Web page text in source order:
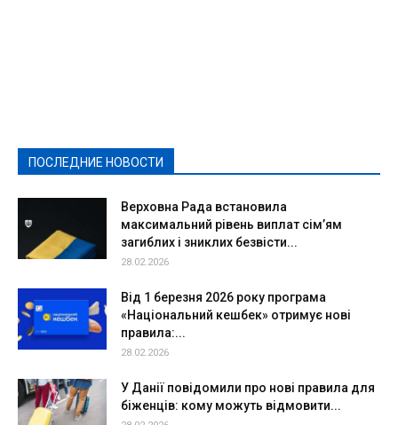
ПОСЛЕДНИЕ НОВОСТИ
Верховна Рада встановила
максимальний рівень виплат сім’ям
загиблих і зниклих безвісти...
28.02.2026
Від 1 березня 2026 року програма
«Національний кешбек» отримує нові
правила:...
28.02.2026
У Данії повідомили про нові правила для
біженців: кому можуть відмовити...